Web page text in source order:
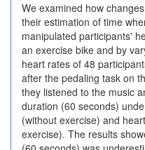
We examined how
their estimation of time
manipulated participants'
an exercise bike and by
heart rates of 48
after the pedaling task on
they listened to the music
duration (60 seconds)
(without exercise) and
exercise). The results